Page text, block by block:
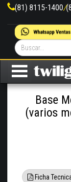
(81) 8115-1400/
Base
(varios
Ficha